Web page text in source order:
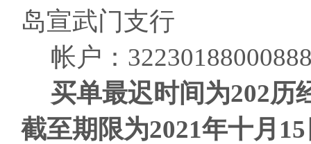
岛宣武门支行
帐户：
买单最迟时间 为202历
截至期限为2021年十月